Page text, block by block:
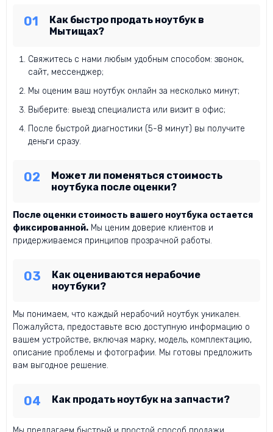
Как быстро продать ноутбук в
Мытищах?
Свяжитесь с нами любым удобным способом: звонок,
сайт, мессенджер;
Мы оценим ваш ноутбук онлайн за несколько минут;
Выберите: выезд специалиста или визит в офис;
После быстрой диагностики (5-8 минут) вы получите
деньги сразу.
Может ли поменяться стоимость
ноутбука после оценки?
После оценки стоимость вашего ноутбука остается
фиксированной. Мы ценим доверие клиентов и
придерживаемся принципов прозрачной работы.
Как оцениваются нерабочие
ноутбуки?
Мы понимаем, что каждый нерабочий ноутбук уникален.
Пожалуйста, предоставьте всю доступную информацию о
вашем устройстве, включая марку, модель, комплектацию,
описание проблемы и фотографии. Мы готовы предложить
вам выгодное решение.
Как продать ноутбук на запчасти?